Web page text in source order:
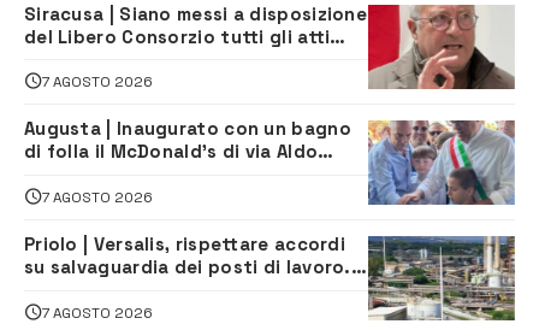
Siracusa | Siano messi a disposizione
del Libero Consorzio tutti gli atti
7 AGOSTO 2026
Augusta | Inaugurato con un bagno
di folla il McDonald’s di via Aldo
7 AGOSTO 2026
Priolo | Versalis, rispettare accordi
su salvaguardia dei posti di lavoro. Il
7 AGOSTO 2026